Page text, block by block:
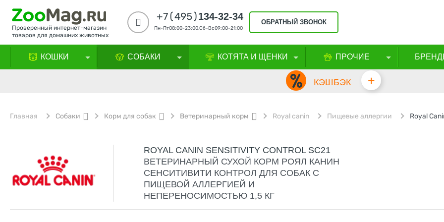
Проверенный интернет-магазин
товаров для домашних животных
+7(495)134-32-34
Пн-Пт08:00-23:00,Сб-Вс09:00-21:00
ОБРАТНЫЙ ЗВОНОК
КОШКИ СОБАКИ КОТЯТА И ЩЕНКИ ПРОЧИЕ
КЭШБЭК +
Главная Собаки Корм для собак Ветеринарный корм Royal canin Пищевые аллергии
ROYAL CANIN SENSITIVITY CONTROL SC21
ВЕТЕРИНАРНЫЙ СУХОЙ КОРМ РОЯЛ КАНИН
СЕНСИТИВИТИ КОНТРОЛ ДЛЯ СОБАК С
ПИЩЕВОЙ АЛЛЕРГИЕЙ И
НЕПЕРЕНОСИМОСТЬЮ 1,5 КГ